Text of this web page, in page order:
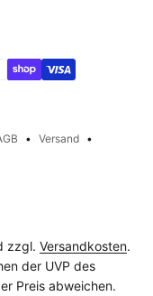
Versand
zzgl. Versandkosten.
der UVP des
Preis abweichen.